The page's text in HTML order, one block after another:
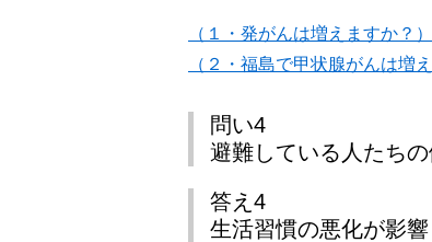
（１・発がんは増えますか？）
（２・福島で甲状腺がんは増
問い4
避難している人たち
答え4
生活習慣の悪化が影